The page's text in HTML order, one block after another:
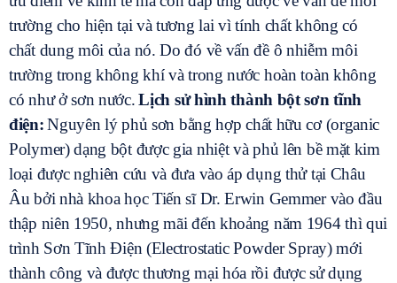
trường cho hiện tại và tương lai vì tính chất không có
chất dung môi của nó. Do đó về vấn đề ô nhiễm môi
trường trong không khí và trong nước hoàn toàn không
có như ở sơn nước. Lịch sử hình thành bột sơn tĩnh
điện: Nguyên lý phủ sơn bằng hợp chất hữu cơ (organic
Polymer) dạng bột được gia nhiệt và phủ lên bề mặt kim
loại được nghiên cứu và đưa vào áp dụng thử tại Châu
Âu bởi nhà khoa học Tiến sĩ Dr. Erwin Gemmer vào đầu
thập niên 1950, nhưng mãi đến khoảng năm 1964 thì qui
trình Sơn Tĩnh Điện (Electrostatic Powder Spray) mới
thành công và được thương mại hóa rồi được sử dụng